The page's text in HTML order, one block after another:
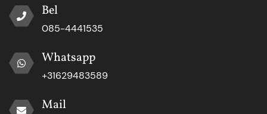
Bel
085-4441535
Whatsapp
+31629483589
Mail